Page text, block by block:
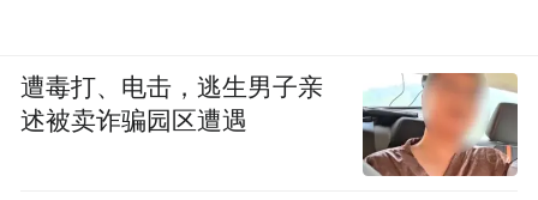
遭毒打、电击，逃生男子亲
述被卖诈骗园区遭遇